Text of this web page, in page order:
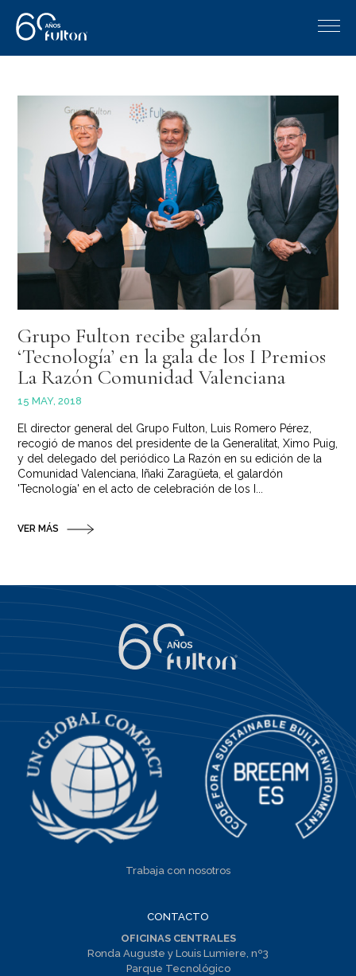
Grupo Fulton recibe galardón
‘Tecnología’ en la gala de los I Premios
La Razón Comunidad Valenciana
15 MAY, 2018
El director general del Grupo Fulton, Luis Romero Pérez,
recogió de manos del presidente de la Generalitat, Ximo Puig,
y del delegado del periódico La Razón en su edición de la
Comunidad Valenciana, Iñaki Zaragüeta, el galardón
'Tecnología' en el acto de celebración de los I...
VER MÁS
Trabaja con nosotros
CONTACTO
OFICINAS CENTRALES
Ronda Auguste y Louis Lumiere, nº3
Parque Tecnológico